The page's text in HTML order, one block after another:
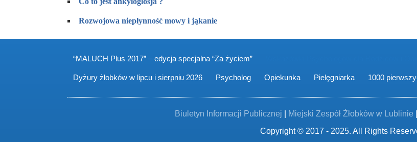
Rozwojowa niepłynność mowy i jąkanie
“MALUCH Plus 2017” – edycja specjalna “Za życiem”
Dyżury żłobków w lipcu i sierpniu 2026 Psycholog Opiekunka Pielęgniarka 1000
Biuletyn Informacji Publicznej Miejski Zespół Żłobków w Lublinie
Copyright © 2017 - 2025. All Rights